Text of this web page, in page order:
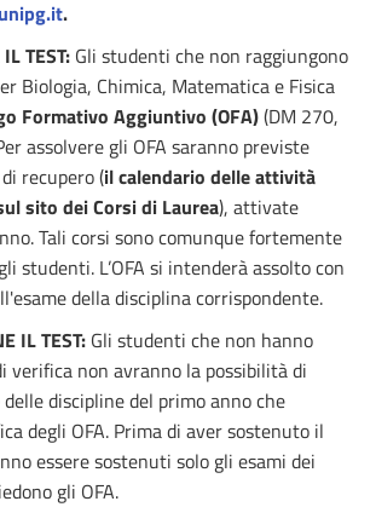
.
TEST: Gli studenti che non raggiungono
Biologia, Chimica, Matematica e Fisica
Formativo Aggiuntivo (OFA)(DM 270,
assolvere gli OFA saranno previste
recupero (il calendario delle attività
sito dei Corsi di Laurea), attivate
Tali corsi sono comunque fortemente
studenti. L’OFA si intenderà assolto con
della disciplina corrispondente.
IL TEST: Gli studenti che non hanno
non avranno la possibilità di
delle discipline del primo anno che
degli OFA. Prima di aver sostenuto il
essere sostenuti solo gli esami dei
gli OFA.